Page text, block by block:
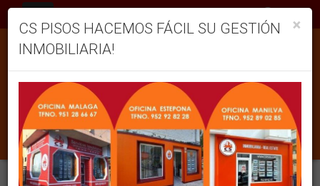
×
CS PISOS HACEMOS FÁCIL SU GESTIÓN
INMOBILIARIA!